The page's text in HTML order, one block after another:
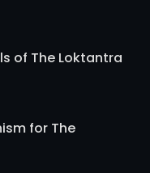
of The Loktantra
for The